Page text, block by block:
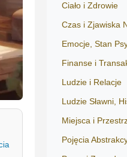
Ciało i Zdrowie
Czas i Zjawiska
Emocje, Stan
Finanse i
Ludzie i Relacje
Ludzie Sławni,
Miejsca i
Pojęcia